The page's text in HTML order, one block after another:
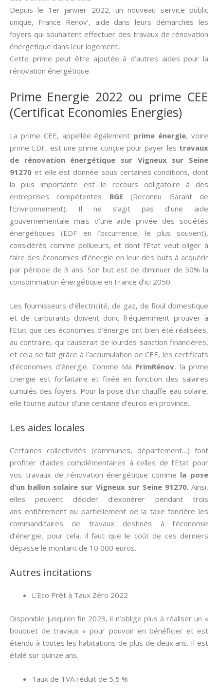
Depuis le 1er janvier 2022, un nouveau service public
unique, France Renov’, aide dans leurs démarches les
foyers qui souhaitent effectuer des travaux de rénovation
énergétique dans leur logement.
Cette prime peut être ajoutée à d’autres aides pour la
rénovation énergétique.
Prime Energie 2022 ou prime CEE
(Certificat Economies Energies)
La prime CEE, appellée également prime énergie, voire
prime EDF, est une prime conçue pour payer les travaux
de rénovation énergétique sur Vigneux sur Seine
91270 et elle est donnée sous certaines conditions, dont
la plus importante est le recours obligatoire à des
entreprises compétentes RGE (Reconnu Garant de
l’Environnement). Il ne s’agit pas d’une aide
gouvernementale mais d’une aide privée des sociétés
énergétiques (EDF en l’occurrence, le plus souvent),
considérés comme pollueurs, et dont l’Etat veut oliger à
faire des économies d’énergie en leur des buts à acquérir
par période de 3 ans. Son but est de diminuer de 50% la
consommation énergétique en France d’ici 2050.
Les fournisseurs d’électricité, de gaz, de fioul domestique
et de carburants doivent donc fréquemment prouver à
l’Etat que ces économies d’énergie ont bien été réalisées,
au contraire, qui causerait de lourdes sanction financières,
et cela se fait grâce à l’accumulation de CEE, les certificats
d’économies d’énergie. Comme Ma PrimRénov, la prime
Energie est forfaitaire et fixée en fonction des salaires
cumulés des foyers. Pour la pose d’un chauffe-eau solaire,
elle tourne autour d’une centaine d’euros en province.
Les aides locales
Certaines collectivités (communes, département…) font
profiter d’aides complémentaires à celles de l’Etat pour
vos travaux de rénovation énergétique comme la pose
d’un ballon solaire sur Vigneux sur Seine 91270. Ainsi,
elles peuvent décider d’exonérer pendant trois
ans entièrement ou partiellement de la taxe foncière les
commanditaires de travaux destinés à l’économie
d’énergie, pour cela, il faut que le coût de ces derniers
dépasse le montant de 10 000 euros.
Autres incitations
L’Eco Prêt à Taux Zéro 2022
Disponible jusqu’en fin 2023, il n’oblige plus à réaliser un «
bouquet de travaux » pour pouvoir en bénéficier et est
étendu à toutes les habitations de plus de deux ans. Il est
étalé sur quinze ans.
Taux de TVA réduit de 5,5 %